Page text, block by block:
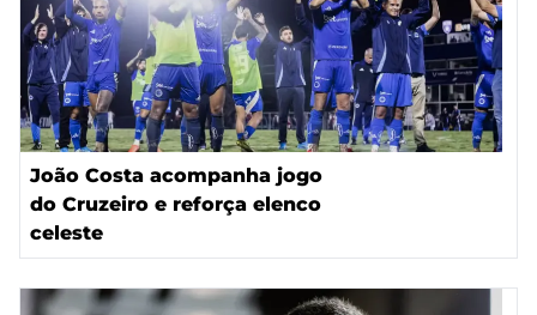
João Costa acompanha jogo
do Cruzeiro e reforça elenco
celeste